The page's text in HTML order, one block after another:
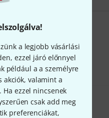
a legjobb vásárlási
ezzel járó előnnyel
például a a személyre
akciók, valamint a
ezzel nincsenek
csak add meg
preferenciákat,
látsz?
& Visszajelzések